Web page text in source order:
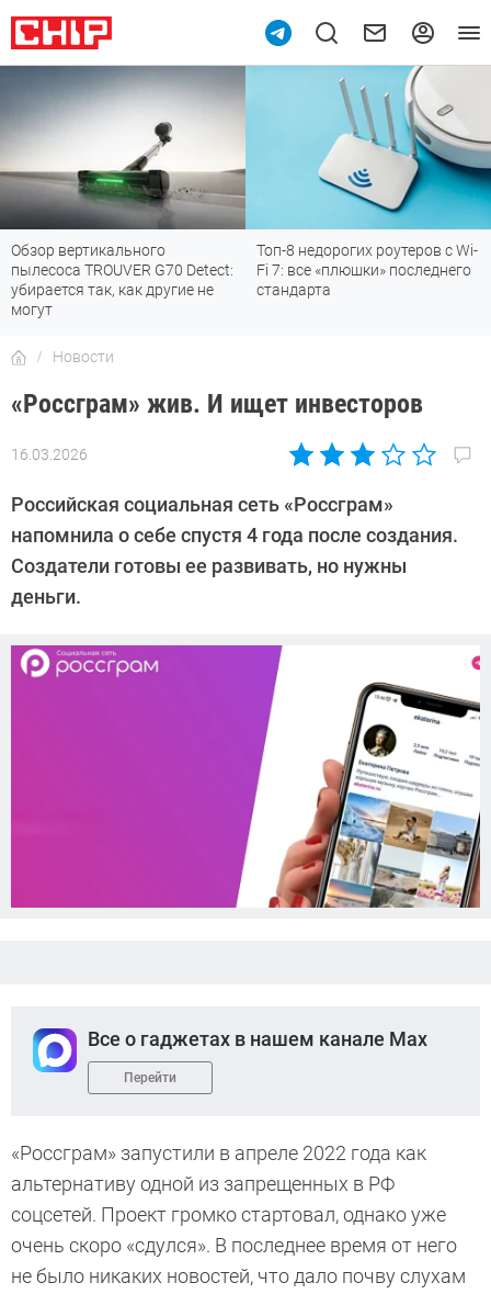
Обзор вертикального
пылесоса TROUVER G70 Detect:
убирается так, как другие не
могут
Топ-8 недорогих роутеров с Wi-
Fi 7: все «плюшки» последнего
стандарта
Новости
«Россграм» жив. И ищет инвесторов
16.03.2026
Автор:
Российская социальная сеть «Россграм»
напомнила о себе спустя 4 года после создания.
Создатели готовы ее развивать, но нужны
деньги.
Все о гаджетах в нашем канале Max
Перейти
«Россграм» запустили в апреле 2022 года как
альтернативу одной из запрещенных в РФ
соцсетей. Проект громко стартовал, однако уже
очень скоро «сдулся». В последнее время от него
не было никаких новостей, что дало почву слухам